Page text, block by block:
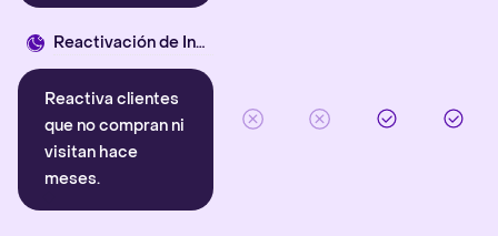
Reactivación de Inactivos
Reactiva clientes
que no compran ni
visitan hace
meses.